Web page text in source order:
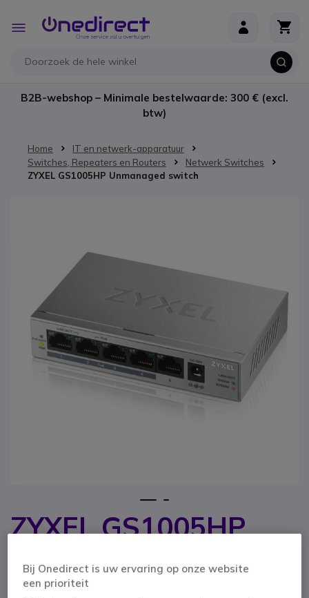
Toggle
Nav
B2B-webshop – Minimale bestelwaarde: 300 € (excl.
btw)
Home
IT en netwerk-apparatuur
Switches, Repeaters en Routers
Netwerk Switches
ZYXEL GS1005HP Unmanaged switch
ZYXEL GS1005HP
SKU ZYXELGS1005HP // Referentie fabrikant: GS1005HP-EU0101F
Ga naar het begin van de afbeeldingen-gallerij
Bij Onedirect is uw ervaring op onze website
een prioriteit